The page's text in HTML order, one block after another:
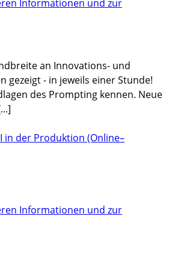
Informationen und zur
an Innovations- und
gezeigt - in jeweils einer Stunde!
des Prompting kennen. Neue
in der Produktion (Online–
Informationen und zur